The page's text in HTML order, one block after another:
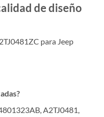
de diseño
para Jeep
A2TJ0481,